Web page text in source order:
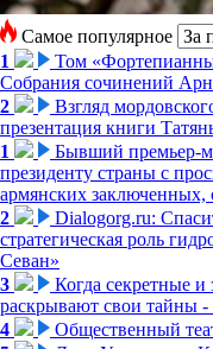
Самое популярное
1
Том
Собрания сочинений
2
Взгляд
презентация книги
1
Бывший премьер-
президенту страны с
армянских
2
Dialogorg.ru:
стратегическая роль
Севан»
3
Когда секретные
раскрывают свои тайны -
4
Общественный